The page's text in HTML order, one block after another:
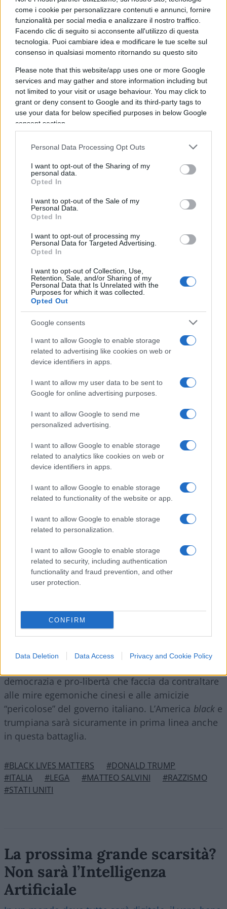
come i cookie per personalizzare contenuti e annunci, fornire
funzionalità per social media e analizzare il nostro traffico.
Facendo clic di seguito si acconsente all'utilizzo di questa
tecnologia. Puoi cambiare idea e modificare le tue scelte sul
consenso in qualsiasi momento ritornando su questo sito
Please note that this website/app uses one or more Google
services and may gather and store information including but
not limited to your visit or usage behaviour. You may click to
grant or deny consent to Google and its third-party tags to
use your data for below specified purposes in below Google
consent section.
Personal Data Processing Opt Outs
I want to opt-out of the Sharing of my
personal data.
Opted In
I want to opt-out of the Sale of my
Personal Data.
Opted In
I want to opt-out of processing my
Personal Data for Targeted Advertising.
Opted In
I want to opt-out of Collection, Use,
Retention, Sale, and/or Sharing of my
Personal Data that Is Unrelated with the
Purposes for which it was collected.
Opted Out
Google consents
I want to allow Google to enable storage
related to advertising like cookies on web or
device identifiers in apps.
I want to allow my user data to be sent to
Google for online advertising purposes.
I want to allow Google to send me
personalized advertising.
I want to allow Google to enable storage
related to analytics like cookies on web or
device identifiers in apps.
I want to allow Google to enable storage
related to functionality of the website or app.
I want to allow Google to enable storage
related to personalization.
I want to allow Google to enable storage
related to security, including authentication
functionality and fraud prevention, and other
user protection.
CONFIRM
Data Deletion Data Access Privacy and Cookie Policy
Bass, eletta nel 2011. Webber è un Repubblicano
Law & Orderche ha condannato le violenze seguite
all’omicidio di George Floyd e ha manifestato la
sua vicinanza anche a Matteo Salvini e alla Lega
minacce suisociala seguito delle sue esternazioni
in favore del ripristino dello stato di diritto e di
Donald Trump. “Spero di vedere Salvini presto alla
guida dell’Italia”, ha scritto in un suo post
l’aspiranteRep, che ha buoni rapporti anche con il
collega leghista Paolo Grimoldi, presidente della
l’OCSE. Agli insulti razziali indirizzati allo stesso
Webber, Grimoldi ha risposto esprimendo
solidarietà suTwitter:“Non ti preoccupare Errol: a
sinistra le persone di colore piacciono solo se
bersagliano di insulti razzisti, come è successo a te”.
In un futuro prossimo la collaborazione tra Lega e
Gop è destinata a essere molto più intensa e
fattiva.
Non solo iblack republicans
sono stati vittime
della furia cieca deiBlack Lives Matter
: anche gli
italo-americani sono stati presi di mira dai
manifestantiAntifa , perché identificati come una
constituencyconservatrice e favorevole aThe
Donald.I tentativi di imbrattare e distruggere le
statue di Cristoforo Colombo sono stati molteplici
in diverse città americane. A Philadelphia alcuni
difenderli è stata principalmente laYouTubere
opinionista conservatrice DeAnna Lorraine, che in
Pelosi in California. Anche Lorraine è vicina alle
posizioni di Salvini e in passato ha scritto che
ci fosse stato lui come presidente del Consiglio, il
coronavirus sarebbe stato sicuramente trattato
Il suo sito si presenta
con la triadeGod, Family and Countrycome valori
di riferimento, in contrasto rispetto ai valori
dello sradicamento e del globalismo. Lorraine ha
che ha definito“anti-Trump e filo-cinese”.Le ultime
polemiche sui presunti fondi provenienti dal
Venezuela per il movimento di Grillo hanno
rafforzato l’idea – in America come in Italia – che
democrazia e pro-libertà che faccia da contraltare
alle mire egemoniche cinesi e alle amicizie
“pericolose” del governo italiano. L’America black e
trumpiana sarà sicuramente in prima linea anche
in questa battaglia.
#BLACK LIVES MATTERS
#DONALD TRUMP
#ITALIA
#LEGA #MATTEO SALVINI
#RAZZISMO
#STATI UNITI
La prossima grande scarsità?
Non sarà l’Intelligenza
Artificiale